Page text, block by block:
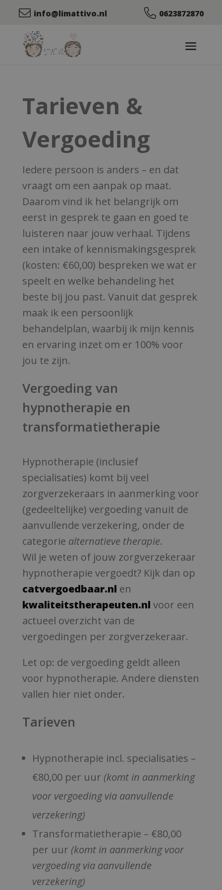
info@limattivo.nl 0623872870
Tarieven &
Vergoeding
Iedere persoon is anders – en dat
vraagt om een aanpak op maat.
Daarom vind ik het belangrijk om
eerst in gesprek te gaan en goed te
luisteren naar jouw verhaal. Tijdens
een intake of kennismakingsgesprek
(kosten: €60,00) bespreken we wat er
speelt en welke behandeling het
beste bij jou past. Vanuit dat gesprek
maak ik een persoonlijk
behandelplan, waarbij ik mijn kennis
en ervaring inzet om er 100% voor
jou te zijn.
Vergoeding van
hypnotherapie en
transformatietherapie
Hypnotherapie (inclusief
specialisaties) komt bij veel
zorgverzekeraars in aanmerking voor
(gedeeltelijke) vergoeding vanuit de
aanvullende verzekering, onder de
categorie alternatieve therapie.
Wil je weten of jouw zorgverzekeraar
hypnotherapie vergoedt? Kijk dan op
catvergoedbaar.nl en
kwaliteitstherapeuten.nl voor een
actueel overzicht van de
vergoedingen per zorgverzekeraar.
Let op: de vergoeding geldt alleen
voor hypnotherapie. Andere diensten
vallen hier niet onder.
Tarieven
Hypnotherapie incl. specialisaties –
€80,00 per uur (komt in aanmerking
voor vergoeding via aanvullende
verzekering)
Transformatietherapie – €80,00
per uur (komt in aanmerking voor
vergoeding via aanvullende
verzekering)